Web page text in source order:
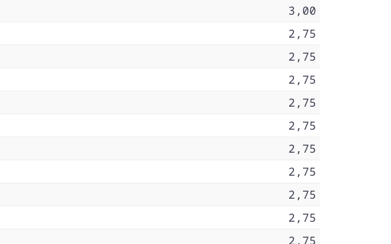
3,00
2,75
2,75
2,75
2,75
2,75
2,75
2,75
2,75
2,75
2,75